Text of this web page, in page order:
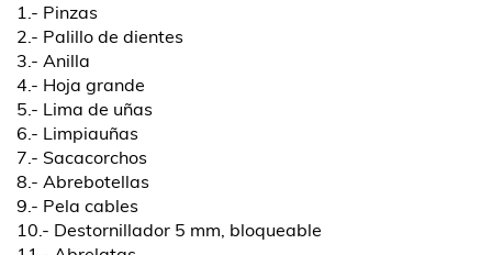
1.- Pinzas
2.- Palillo de dientes
3.- Anilla
4.- Hoja grande
5.- Lima de uñas
6.- Limpiauñas
7.- Sacacorchos
8.- Abrebotellas
9.- Pela cables
10.- Destornillador 5 mm, bloqueable